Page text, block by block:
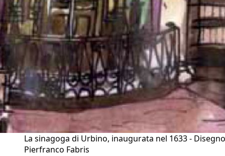
La sinagoga di Urbino, inaugurata nel 1633 -
Pierfranco Fabris